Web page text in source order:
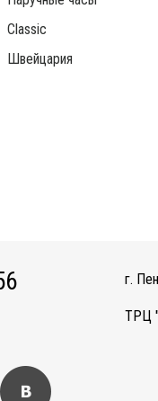
Classic
Швейцария
г.
ТРЦ